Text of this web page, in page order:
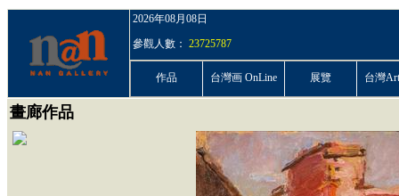
2026年08月08日
參觀人數： 23725787
作品 台灣画 OnLine 展覽 台灣
畫廊作品